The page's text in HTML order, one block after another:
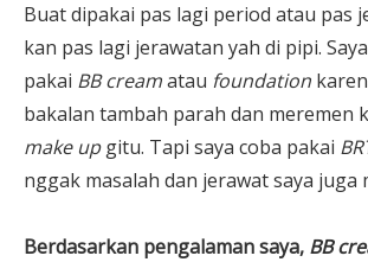
Buat dipakai pas lagi period atau pas
kan pas lagi jerawatan yah di pipi.
pakai BB creamatau foundation
bakalan tambah parah dan meremen
make upgitu. Tapi saya coba pakai
nggak masalah dan jerawat saya juga
Berdasarkan pengalaman saya, BB